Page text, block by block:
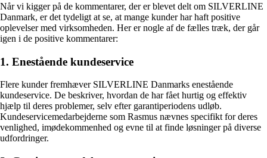
Når vi kigger på de kommentarer, der er blevet delt om SILVERLINE
Danmark, er det tydeligt at se, at mange kunder har haft positive
oplevelser med virksomheden. Her er nogle af de fælles træk, der går
igen i de positive kommentarer:
1. Enestående kundeservice
Flere kunder fremhæver SILVERLINE Danmarks enestående
kundeservice. De beskriver, hvordan de har fået hurtig og effektiv
hjælp til deres problemer, selv efter garantiperiodens udløb.
Kundeservicemedarbejderne som Rasmus nævnes specifikt for deres
venlighed, imødekommenhed og evne til at finde løsninger på diverse
udfordringer.